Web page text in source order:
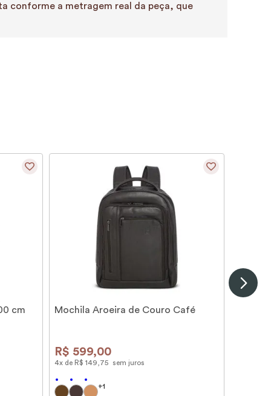
conforme a metragem real da peça, que
cm Mochila Aroeira de Couro Café
R$ 599,00
4x de R$ 149 75 sem juros
+1